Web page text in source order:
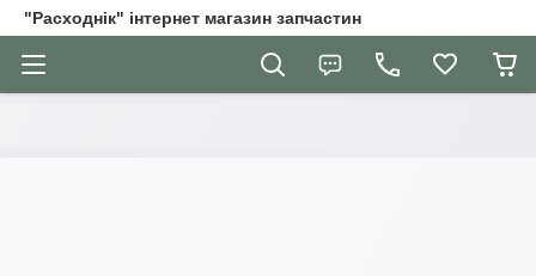
"Расходнік" інтернет магазин запчастин